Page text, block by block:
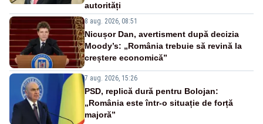
autorități
8 aug. 2026, 08:51
Nicușor Dan, avertisment după decizia
Moody’s: „România trebuie să revină la
creștere economică”
7 aug. 2026, 15:26
PSD, replică dură pentru Bolojan:
„România este într-o situație de forță
majoră”